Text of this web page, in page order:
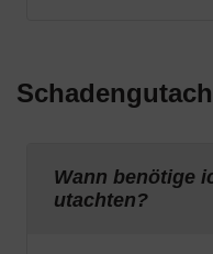
Wann benötige
utachten?